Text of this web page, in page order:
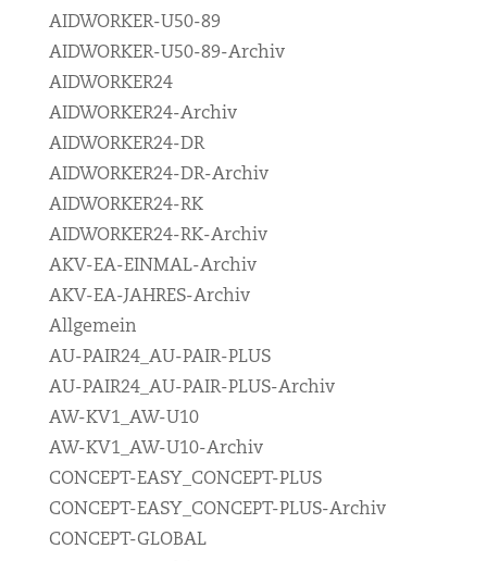
AIDWORKER-U50-89
AIDWORKER-U50-89-Archiv
AIDWORKER24
AIDWORKER24-Archiv
AIDWORKER24-DR
AIDWORKER24-DR-Archiv
AIDWORKER24-RK
AIDWORKER24-RK-Archiv
AKV-EA-EINMAL-Archiv
AKV-EA-JAHRES-Archiv
Allgemein
AU-PAIR24_AU-PAIR-PLUS
AU-PAIR24_AU-PAIR-PLUS-Archiv
AW-KV1_AW-U10
AW-KV1_AW-U10-Archiv
CONCEPT-EASY_CONCEPT-PLUS
CONCEPT-EASY_CONCEPT-PLUS-Archiv
CONCEPT-GLOBAL